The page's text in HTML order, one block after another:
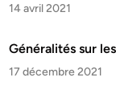
14 avril 2021
Généralités sur
17 décembre 2021